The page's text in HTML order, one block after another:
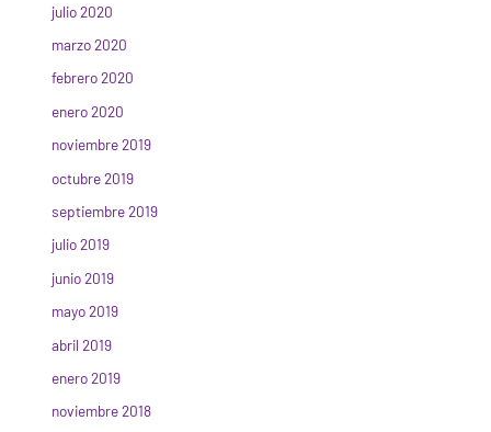
julio 2020
marzo 2020
febrero 2020
enero 2020
noviembre 2019
octubre 2019
septiembre 2019
julio 2019
junio 2019
mayo 2019
abril 2019
enero 2019
noviembre 2018